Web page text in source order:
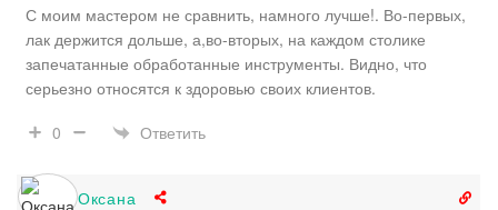
С моим мастером не сравнить, намного лучше!. Во-первых,
лак держится дольше, а,во-вторых, на каждом столике
запечатанные обработанные инструменты. Видно, что
серьезно относятся к здоровью своих клиентов.
0
Ответить
Оксана